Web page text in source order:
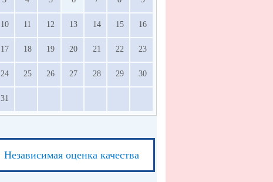
10 11 12 13 14 15 16
17 18 19 20 21 22 23
24 25 26 27 28 29 30
31
Независимая оценка качества